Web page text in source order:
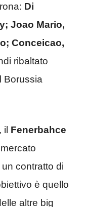
Di
Joao Mario,
Conceicao,
ribaltato
Borussia
Fenerbahce
un contratto di
è quello
altre big